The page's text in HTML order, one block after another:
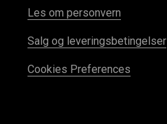
Les om personvern
Salg og leveringsbetingelser
Cookies Preferences